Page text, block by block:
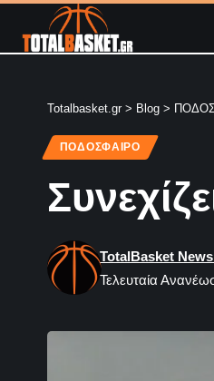
Totalbasket.gr > Blog >
ΠΟΔΟΣΦΑΙΡΟ
Τελευταία
TotalBasket